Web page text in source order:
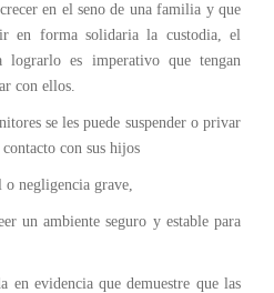
en el seno de una familia y que
en forma solidaria la custodia, el
es imperativo que tengan
con ellos.
se les puede suspender o privar
con sus hijos
negligencia grave,
un ambiente seguro y estable para
en evidencia que demuestre que las